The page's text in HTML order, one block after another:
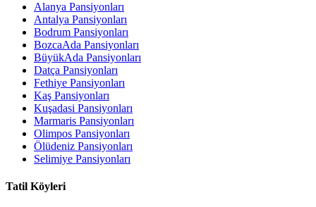
Alanya Pansiyonları
Antalya Pansiyonları
Bodrum Pansiyonları
BozcaAda Pansiyonları
BüyükAda Pansiyonları
Datça Pansiyonları
Fethiye Pansiyonları
Kaş Pansiyonları
Kuşadasi Pansiyonları
Marmaris Pansiyonları
Olimpos Pansiyonları
Ölüdeniz Pansiyonları
Selimiye Pansiyonları
Tatil Köyleri